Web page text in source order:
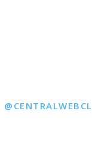
@CENTRALWEBCL